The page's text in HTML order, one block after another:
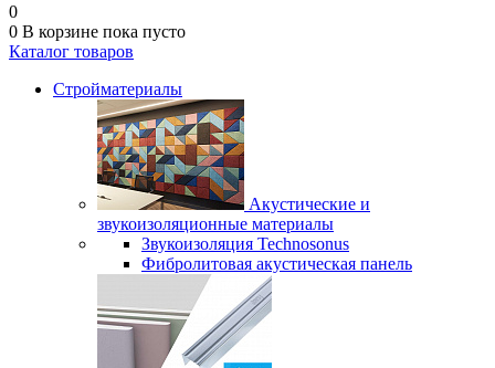
0
0 В корзине пока пусто
Каталог товаров
Стройматериалы
Акустические и
звукоизоляционные материалы
Звукоизоляция Technosonus
Фибролитовая акустическая панель